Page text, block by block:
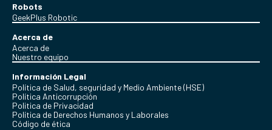
Robots
GeekPlus Robotic
Acerca de
Acerca de
Nuestro equipo
Información Legal
Política de Salud, seguridad y Medio Ambiente (HSE)
Política Anticorrupción
Politica de Privacidad
Política de Derechos Humanos y Laborales
Código de ética